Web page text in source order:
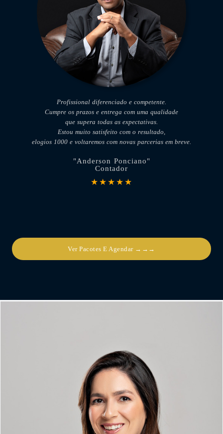
Profissional diferenciado e competente.
Cumpre os prazos e entrega com uma qualidade
que supera todas as expectativas.
Estou muito satisfeito com o resultado,
elogios 1000 e voltaremos com novas parcerias em breve.
"Anderson Ponciano"
Contador
★★★★★
Ver Pacotes E Agendar →→→